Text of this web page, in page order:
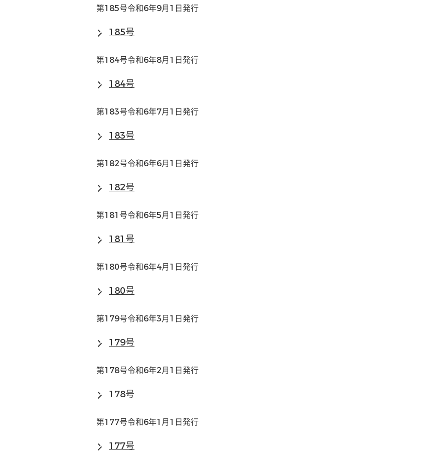
第185号令和6年9月1日発行
185号
第184号令和6年8月1日発行
184号
第183号令和6年7月1日発行
183号
第182号令和6年6月1日発行
182号
第181号令和6年5月1日発行
181号
第180号令和6年4月1日発行
180号
第179号令和6年3月1日発行
179号
第178号令和6年2月1日発行
178号
第177号令和6年1月1日発行
177号